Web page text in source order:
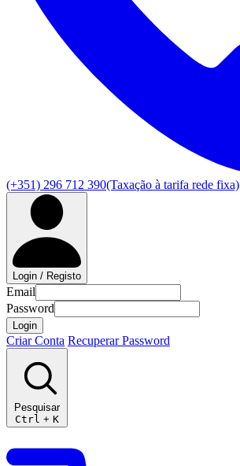
(+351) 296 712 390(Taxação à tarifa rede fixa)
Login / Registo
Email
Password
Login
Criar Conta Recuperar Password
Pesquisar
Ctrl + K